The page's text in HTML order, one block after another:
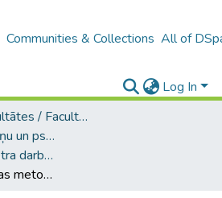
Communities & Collections All of
Log In
B4 – LU fakultātes / Faculties of the UL
A -- Izglītības zinātņu un psiholoģijas fakultāte / Faculty of Education Sciences and Psychology
Bakalaura un maģistra darbi (PPMF) / Bachelor's and Master's theses
Neformālās izglītības metodes motivācijas veicināšanai spāņu valodas stundās 10. klasē.